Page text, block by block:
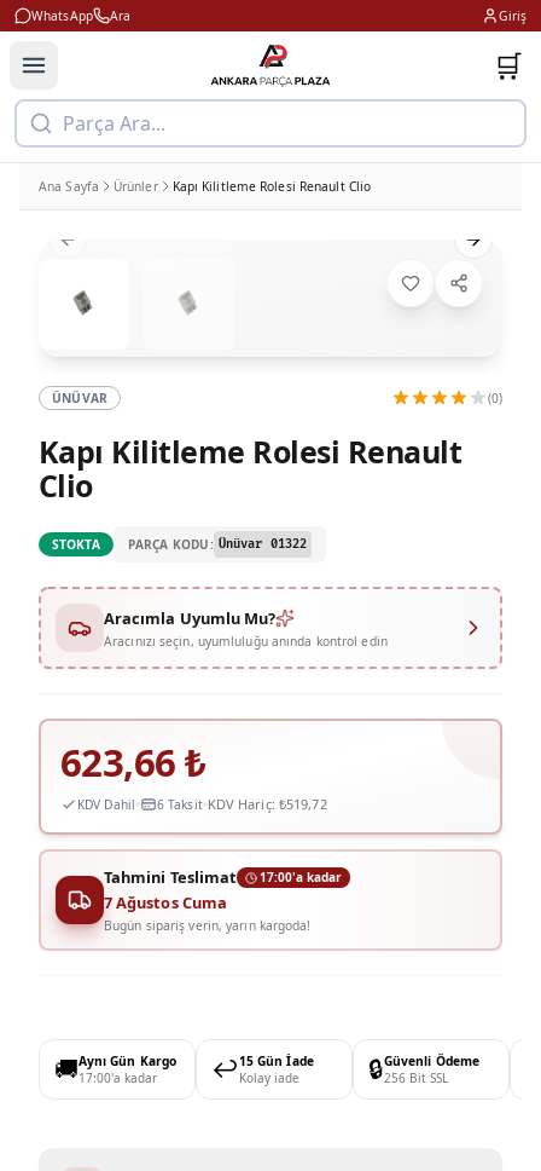
WhatsApp Ara Giriş
🛒
Parça Ara...
Ana Sayfa Ürünler Kapı Kilitleme Rolesi Renault Clio
Previous slide Next
ÜNÜVAR (0)
Kapı Kilitleme Rolesi Renault
Clio
STOKTA PARÇA KODU: Ünüvar 01322
Aracımla Uyumlu Mu?
Aracınızı seçin, uyumluluğu anında kontrol edin
623,66₺
KDV Dahil 6 Taksit KDV Hariç: ₺519,72
Tahmini Teslimat 17:00'a kadar
7 Ağustos Cuma
Bugün sipariş verin, yarın kargoda!
🚚Aynı Gün Kargo
17:00'a kadar
↩️15 Gün İade
Kolay iade
🔒Güvenli Ödeme
256 Bit SSL